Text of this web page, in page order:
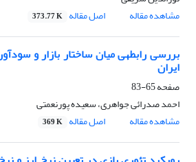
مشاهده مقاله
اصل مقاله 373.77 K
ایران
صفحه65-83
احمد صدرائی جواهری، سعیده پورنعمتی
مشاهده مقاله
اصل مقاله 369 K